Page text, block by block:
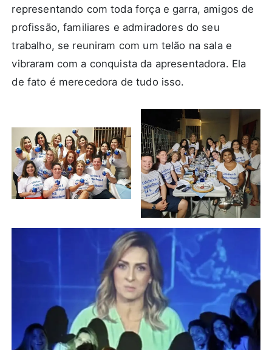
representando com toda força e garra, amigos de
profissão, familiares e admiradores do seu
trabalho, se reuniram com um telão na sala e
vibraram com a conquista da apresentadora. Ela
de fato é merecedora de tudo isso.